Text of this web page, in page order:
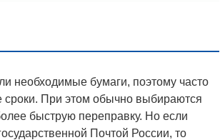
необходимые бумаги, поэтому часто
сроки. При этом обычно выбираются
быструю переправку. Но если
Почтой России, то